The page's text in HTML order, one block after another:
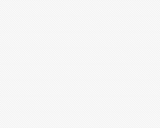
บันเทิง
นักแสดง, นักร้อง, โมเดล
อินฟลูเอนเซอร์
ไลฟ์สไตล์
ความงาม
แฟชั่น